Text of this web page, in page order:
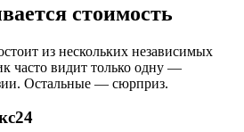
стоимость
из нескольких независимых
часто видит только одну —
Остальные — сюрприз.